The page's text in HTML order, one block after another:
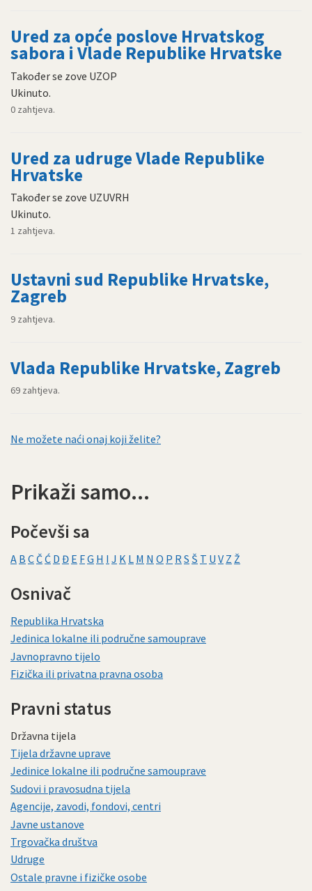
Ured za opće poslove Hrvatskog
sabora i Vlade Republike Hrvatske
Također se zove UZOP
Ukinuto.
0 zahtjeva.
Ured za udruge Vlade Republike
Hrvatske
Također se zove UZUVRH
Ukinuto.
1 zahtjeva.
Ustavni sud Republike Hrvatske,
Zagreb
9 zahtjeva.
Vlada Republike Hrvatske, Zagreb
69 zahtjeva.
Ne možete naći onaj koji želite?
Prikaži samo...
Počevši sa
A B CČĆ D Đ E FG H I J K L M N O P RS Š T U V Z Ž
Osnivač
Republika Hrvatska
Jedinica lokalne ili područne samouprave
Javnopravno tijelo
Fizička ili privatna pravna osoba
Pravni status
Državna tijela
Tijela državne uprave
Jedinice lokalne ili područne samouprave
Sudovi i pravosudna tijela
Agencije, zavodi, fondovi, centri
Javne ustanove
Trgovačka društva
Udruge
Ostale pravne i fizičke osobe